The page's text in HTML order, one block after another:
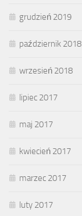
grudzień 2019
październik 2018
wrzesień 2018
lipiec 2017
maj 2017
kwiecień 2017
marzec 2017
luty 2017